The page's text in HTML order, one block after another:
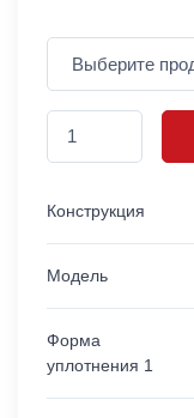
Конструкция
Модель
Форма
уплотнения 1